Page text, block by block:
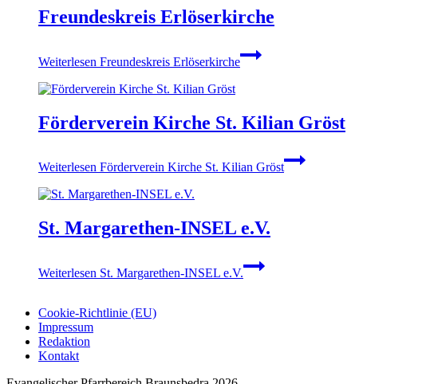
Freun­des­kreis Erlö­ser­kir­che
Wei­ter­le­sen Freun­des­kreis Erlö­ser­kir­che
För­der­ver­ein Kir­che St. Kili­an Gröst
Wei­ter­le­sen För­der­ver­ein Kir­che St. Kili­an Gröst
St. Mar­­ga­­re­­then-INSEL e.V.
Wei­ter­le­sen St. Mar­­ga­­re­­then-INSEL e.V.
Coo­kie-Rich­t­­li­­nie (EU)
Impres­sum
Redak­ti­on
Kon­takt